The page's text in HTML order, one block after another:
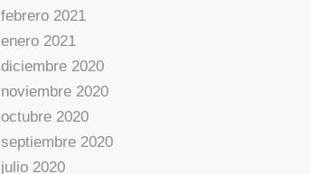
febrero 2021
enero 2021
diciembre 2020
noviembre 2020
octubre 2020
septiembre 2020
julio 2020